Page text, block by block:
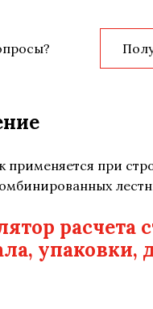
применяется при
расчета
упаковки,